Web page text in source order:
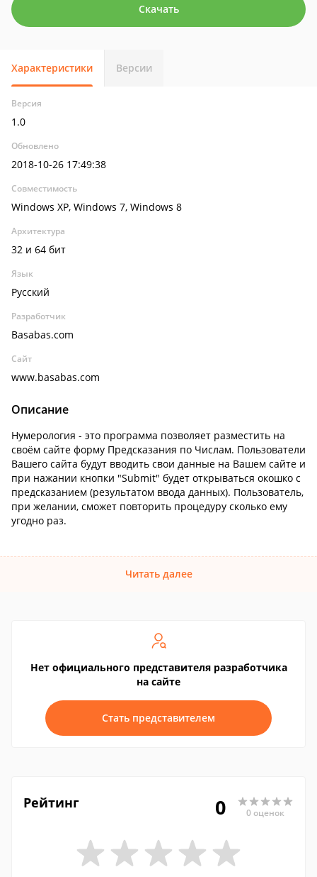
Скачать
Характеристики Версии
Версия
1.0
Обновлено
2018-10-26 17:49:38
Совместимость
Windows XP, Windows 7, Windows 8
Архитектура
32 и 64 бит
Язык
Русский
Разработчик
Basabas.com
Сайт
www.basabas.com
Описание
Нумерология - это программа позволяет разместить на
своём сайте форму Предсказания по Числам. Пользователи
Вашего сайта будут вводить свои данные на Вашем сайте и
при нажании кнопки "Submit" будет открываться окошко с
предсказанием (результатом ввода данных). Пользователь,
при желании, сможет повторить процедуру сколько ему
угодно раз.
Читать далее
Нет официального представителя разработчика
на сайте
Стать представителем
Рейтинг 0 0 оценок